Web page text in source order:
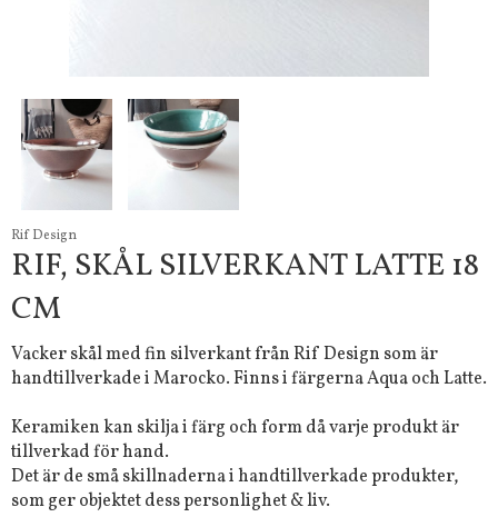
Rif Design
RIF, SKÅL SILVERKANT LATTE 18
CM
Vacker skål med fin silverkant från Rif Design som är
handtillverkade i Marocko. Finns i färgerna Aqua och Latte.
Keramiken kan skilja i färg och form då varje produkt är
tillverkad för hand.
Det är de små skillnaderna i handtillverkade produkter,
som ger objektet dess personlighet & liv.